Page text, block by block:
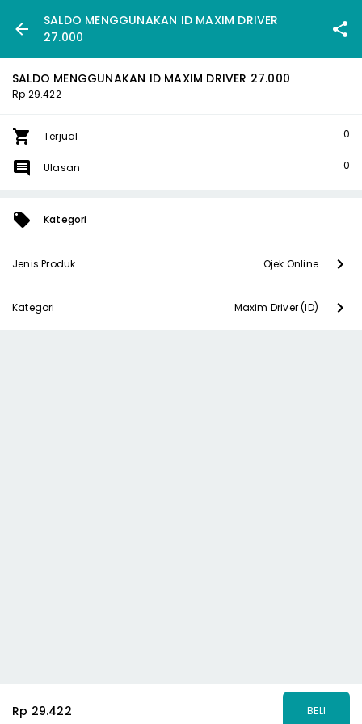
SALDO MENGGUNAKAN ID MAXIM DRIVER
27.000
SALDO MENGGUNAKAN ID MAXIM DRIVER 27.000
Rp 29.422
Terjual 0
Ulasan 0
Kategori
Jenis Produk Ojek Online
Kategori Maxim Driver (ID)
Rp 29.422 BELI